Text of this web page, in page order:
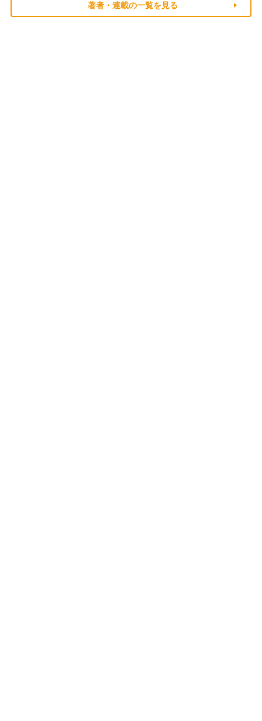
著者・連載の一覧を見る